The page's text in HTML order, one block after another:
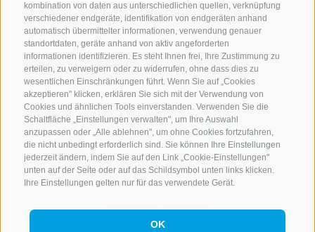
kombination von daten aus unterschiedlichen quellen, verknüpfung
verschiedener endgeräte, identifikation von endgeräten anhand
automatisch übermittelter informationen, verwendung genauer
standortdaten, geräte anhand von aktiv angeforderten
informationen identifizieren. Es steht Ihnen frei, Ihre Zustimmung zu
erteilen, zu verweigern oder zu widerrufen, ohne dass dies zu
wesentlichen Einschränkungen führt. Wenn Sie auf „Cookies
akzeptieren" klicken, erklären Sie sich mit der Verwendung von
Cookies und ähnlichen Tools einverstanden. Verwenden Sie die
Schaltfläche „Einstellungen verwalten", um Ihre Auswahl
anzupassen oder „Alle ablehnen", um ohne Cookies fortzufahren,
die nicht unbedingt erforderlich sind. Sie können Ihre Einstellungen
jederzeit ändern, indem Sie auf den Link „Cookie-Einstellungen"
unten auf der Seite oder auf das Schildsymbol unten links klicken.
Ihre Einstellungen gelten nur für das verwendete Gerät.
OK
KONTAKTIERE UNS
+39 0472 765 521
info@rosskopf.com